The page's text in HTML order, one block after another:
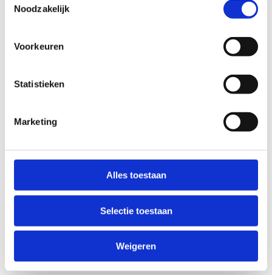
Noodzakelijk
Voorkeuren
Statistieken
Marketing
Alles toestaan
Selectie toestaan
Weigeren
Stuur een bericht
Vlaamse Trainersschool
+32 2 209 46 54
Stuur een bericht
Meer informatie over integriteit binnen VTS